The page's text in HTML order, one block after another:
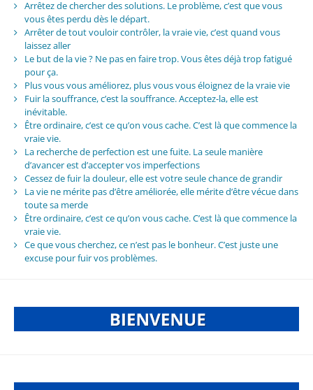
Arrêtez de chercher des solutions. Le problème, c’est que vous
vous êtes perdu dès le départ.
Arrêter de tout vouloir contrôler, la vraie vie, c’est quand vous
laissez aller
Le but de la vie ? Ne pas en faire trop. Vous êtes déjà trop fatigué
pour ça.
Plus vous vous améliorez, plus vous vous éloignez de la vraie vie
Fuir la souffrance, c’est la souffrance. Acceptez-la, elle est
inévitable.
Être ordinaire, c’est ce qu’on vous cache. C’est là que commence la
vraie vie.
La recherche de perfection est une fuite. La seule manière
d’avancer est d’accepter vos imperfections
Cessez de fuir la douleur, elle est votre seule chance de grandir
La vie ne mérite pas d’être améliorée, elle mérite d’être vécue dans
toute sa merde
Être ordinaire, c’est ce qu’on vous cache. C’est là que commence la
vraie vie.
Ce que vous cherchez, ce n’est pas le bonheur. C’est juste une
excuse pour fuir vos problèmes.